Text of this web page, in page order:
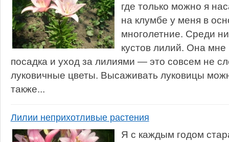
где только можно я
на клумбе у меня в
многолетние. Среди
кустов лилий. Она мне
посадка и уход за лилиями — это совсем не
луковичные цветы. Высаживать луковицы
также...
Лилии неприхотливые растения
Я с каждым годом